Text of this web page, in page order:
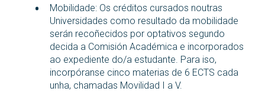
Mobilidade: Os créditos cursados noutras
Universidades como resultado da mobilidade
serán recoñecidos por optativos segundo
decida a Comisión Académica e incorporados
ao expediente do/a estudante. Para iso,
incorpóranse cinco materias de 6 ECTS cada
unha, chamadas Movilidad I a V.